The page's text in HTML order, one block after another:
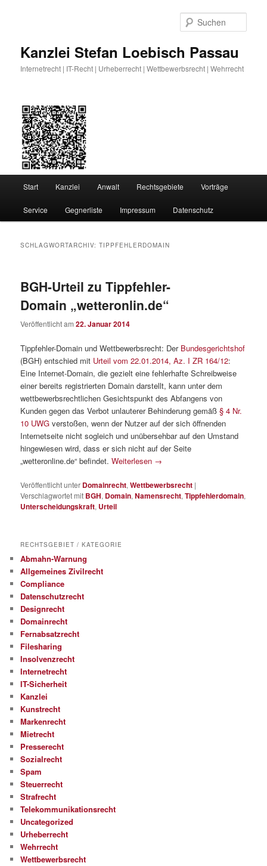
Kanzlei Stefan Loebisch Passau
Internetrecht | IT-Recht | Urheberrecht | Wettbewerbsrecht | Wehrrecht
Start Kanzlei Anwalt Rechtsgebiete Vorträge
Service Gegnerliste Impressum Datenschutz
SCHLAGWORTARCHIV:TIPPFEHLERDOMAIN
BGH-Urteil zu Tippfehler-
Domain „wetteronlin.de“
Veröffentlicht am22. Januar 2014
Tippfehler-Domain und Wettbewerbsrecht: Der Bundesgerichtshof
(BGH) entschied mit Urteil vom 22.01.2014, Az. I ZR 164/12:
Eine Internet-Domain, die gezielt eine fehlerhafte Schreibweise
einer bereits registrierten Domain darstellt, kann unter dem
wettbewerbsrechtlichen Gesichtspunkt des Abfangens von
Kunden gegen das Verbot unlauterer Behinderung gemäß§ 4 Nr.
10 UWG verstoßen, wenn der Nutzer auf der sich öffnenden
Internetseite nicht sogleich und unübersehbar auf den Umstand
hingewiesen wird, dass er sich nicht auf der Seite
„wetteronline.de“ befindet.Weiterlesen →
Veröffentlicht unter Domainrecht,Wettbewerbsrecht |
Verschlagwortet mit BGH, Domain,Namensrecht,Tippfehlerdomain,
Unterscheidungskraft, Urteil
RECHTSGEBIET / KATEGORIE
Abmahn-Warnung
Allgemeines Zivilrecht
Compliance
Datenschutzrecht
Designrecht
Domainrecht
Fernabsatzrecht
Filesharing
Insolvenzrecht
Internetrecht
IT-Sicherheit
Kanzlei
Kunstrecht
Markenrecht
Mietrecht
Presserecht
Sozialrecht
Spam
Steuerrecht
Strafrecht
Telekommunikationsrecht
Uncategorized
Urheberrecht
Wehrrecht
Wettbewerbsrecht